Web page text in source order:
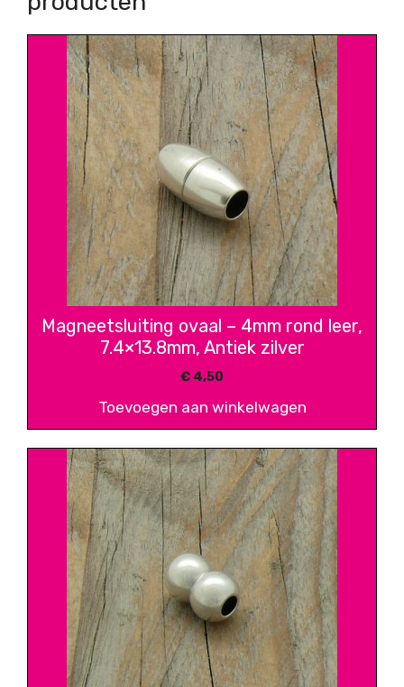
Magneetsluiting ovaal – 4mm rond leer,
7.4×13.8mm, Antiek zilver
€ 4,50
Toevoegen aan winkelwagen